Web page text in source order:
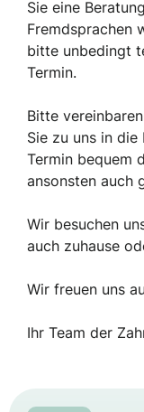
Sie eine
Fremdsprachen
bitte unbedingt
Termin.
Bitte
Sie zu uns in die
Termin bequem
ansonsten auch
Wir besuchen
auch zuhause
Wir freuen uns
Ihr Team der